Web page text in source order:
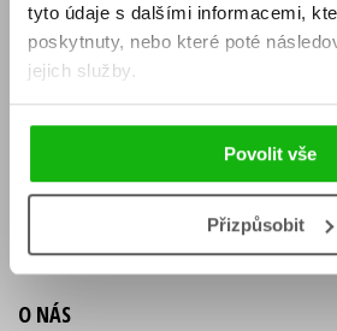
tyto údaje s dalšími informacemi,
poskytnuty, nebo které poté
jejich služby.
Povolit vše
Přizpůsobit
Naši autoři
Obchodní podmínky
Jak nakoupit
KONTAKTY
Sídlo společnosti
O NÁS